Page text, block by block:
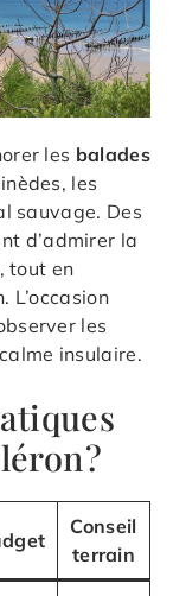
les balades
les
sauvage. Des
d’admirer la
tout en
L’occasion
les
insulaire.
?
Conseil
terrain